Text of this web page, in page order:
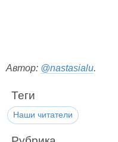
Автор: @nastasialu.
Теги
Наши читатели